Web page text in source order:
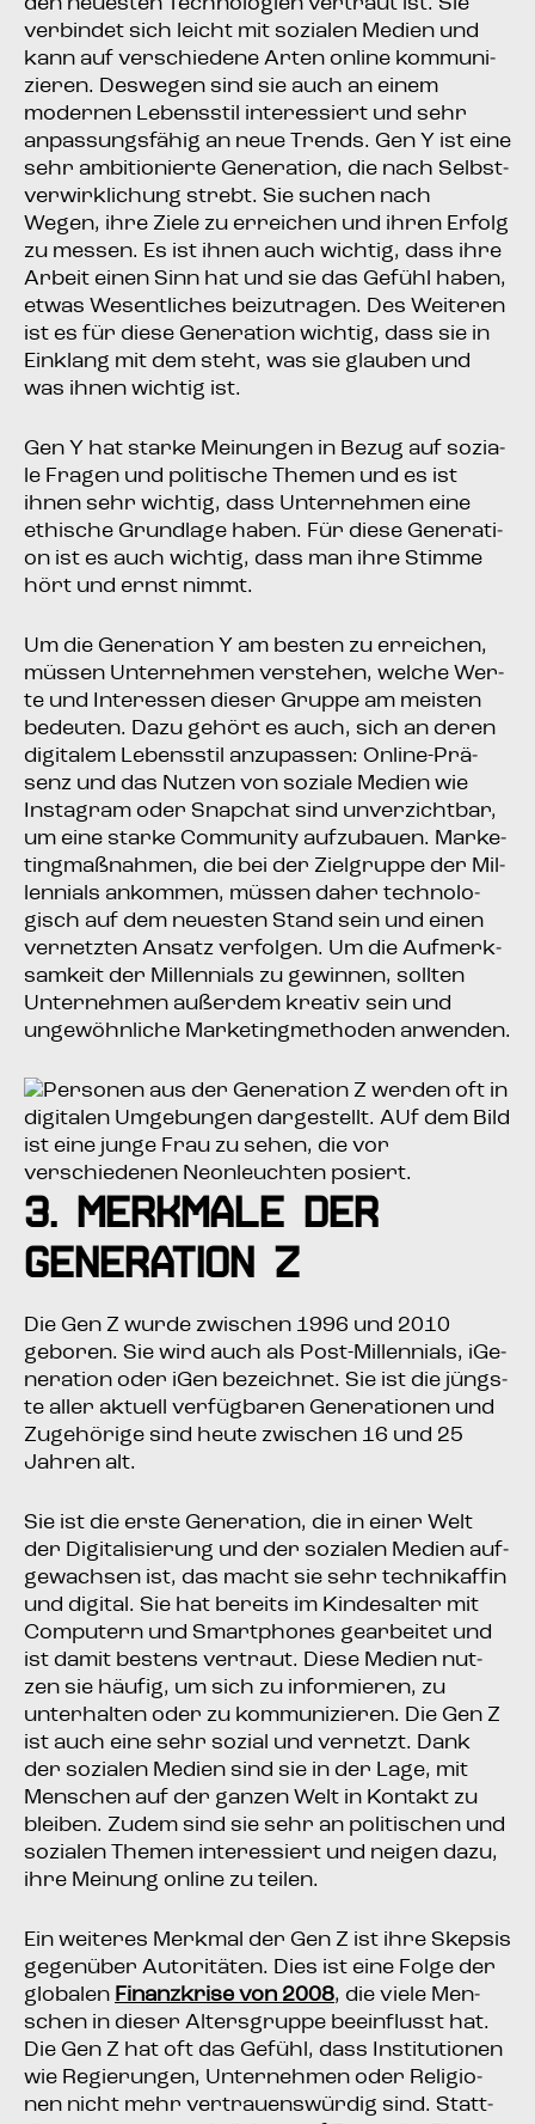
ver­bin­det sich leicht mit sozia­len Medi­en und
kann auf ver­schie­de­ne Arten online kom­mu­ni­
zie­ren. Des­we­gen sind sie auch an einem
moder­nen Lebens­stil inter­es­siert und sehr
anpas­sungs­fä­hig an neue Trends. Gen Y ist eine
sehr ambi­tio­nier­te Gene­ra­ti­on, die nach Selbst­
ver­wirk­li­chung strebt. Sie suchen nach
Wegen, ihre Zie­le zu errei­chen und ihren Erfolg
zu mes­sen. Es ist ihnen auch wich­tig, dass ihre
Arbeit einen Sinn hat und sie das Gefühl haben,
etwas Wesent­li­ches bei­zu­tra­gen. Des Wei­te­ren
ist es für die­se Gene­ra­ti­on wich­tig, dass sie in
Ein­klang mit dem steht, was sie glau­ben und
was ihnen wich­tig ist.
Gen Y hat star­ke Mei­nun­gen in Bezug auf sozia­
le Fra­gen und poli­ti­sche The­men und es ist
ihnen sehr wich­tig, dass Unter­neh­men eine
ethi­sche Grund­la­ge haben. Für die­se Gene­ra­ti­
on ist es auch wich­tig, dass man ihre Stim­me
hört und ernst nimmt.
Um die Gene­ra­ti­on Y am bes­ten zu errei­chen,
müs­sen Unter­neh­men ver­ste­hen, wel­che Wer­
te und Inter­es­sen die­ser Grup­pe am meis­ten
bedeu­ten. Dazu gehört es auch, sich an deren
digi­ta­lem Lebens­stil anzu­pas­sen: Online-Prä­
senz und das Nut­zen von sozia­le Medi­en wie
Insta­gram oder Snap­chat sind unver­zicht­bar,
um eine star­ke Com­mu­ni­ty auf­zu­bau­en. Mar­ke­
ting­maß­nah­men, die bei der Ziel­grup­pe der Mil­
len­ni­als ankom­men, müs­sen daher tech­no­lo­
gisch auf dem neu­es­ten Stand sein und einen
ver­netz­ten Ansatz ver­fol­gen. Um die Auf­merk­
sam­keit der Mil­len­ni­als zu gewin­nen, soll­ten
Unter­neh­men außer­dem krea­tiv sein und
unge­wöhn­li­che Mar­ke­ting­me­tho­den anwenden.
3. Merk­ma­le der
Gene­ra­ti­on Z
Die Gen Z wur­de zwi­schen 1996 und 2010
gebo­ren. Sie wird auch als Post-Mil­len­ni­als, iGe­
ne­ra­ti­on oder iGen bezeich­net. Sie ist die jüngs­
te aller aktu­ell ver­füg­ba­ren Gene­ra­tio­nen und
Zuge­hö­ri­ge sind heu­te zwi­schen 16 und 25
Jah­ren alt.
Sie ist die ers­te Gene­ra­ti­on, die in einer Welt
der Digi­ta­li­sie­rung und der sozia­len Medi­en auf­
ge­wach­sen ist, das macht sie sehr tech­nik­af­fin
und digi­tal. Sie hat bereits im Kin­des­al­ter mit
Com­pu­tern und Smart­phones gear­bei­tet und
ist damit bes­tens ver­traut. Die­se Medi­en nut­
zen sie häu­fig, um sich zu infor­mie­ren, zu
unter­hal­ten oder zu kom­mu­ni­zie­ren. Die Gen Z
ist auch eine sehr sozi­al und ver­netzt. Dank
der sozia­len Medi­en sind sie in der Lage, mit
Men­schen auf der gan­zen Welt in Kon­takt zu
blei­ben. Zudem sind sie sehr an poli­ti­schen und
sozia­len The­men inter­es­siert und nei­gen dazu,
ihre Mei­nung online zu teilen.
Ein wei­te­res Merk­mal der Gen Z ist ihre Skep­sis
gegen­über Auto­ri­tä­ten. Dies ist eine Fol­ge der
glo­ba­len Finanz­kri­se von 2008, die vie­le Men­
schen in die­ser Alters­grup­pe beein­flusst hat.
Die Gen Z hat oft das Gefühl, dass Insti­tu­tio­nen
wie Regie­run­gen, Unter­neh­men oder Reli­gio­
nen nicht mehr ver­trau­ens­wür­dig sind. Statt­